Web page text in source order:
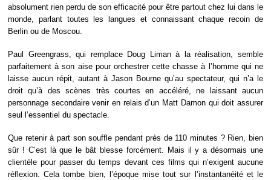
absolument rien perdu de son efficacité pour être partout chez lui dans le
monde, parlant toutes les langues et connaissant chaque recoin de
Berlin ou de Moscou.
Paul Greengrass, qui remplace Doug Liman à la réalisation, semble
parfaitement à son aise pour orchestrer cette chasse à l’homme qui ne
laisse aucun répit, autant à Jason Bourne qu’au spectateur, qui n’a le
droit qu’à des scènes très courtes en accéléré, ne laissant aucun
personnage secondaire venir en relais d’un Matt Damon qui doit assurer
seul l’essentiel du spectacle.
Que retenir à part son souffle pendant près de 110 minutes ? Rien, bien
sûr ! C’est là que le bât blesse forcément. Mais il y a désormais une
clientèle pour passer du temps devant ces films qui n’exigent aucune
réflexion. Cela tombe bien, l’époque mise tout sur l’instantanéité et le